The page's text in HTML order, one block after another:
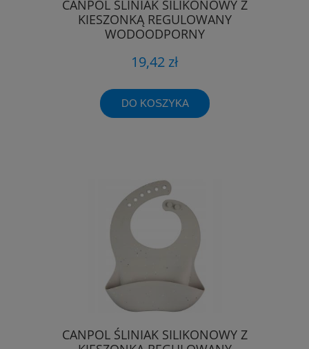
CANPOL ŚLINIAK SILIKONOWY Z
KIESZONKĄ REGULOWANY
WODOODPORNY
19,42 zł
DO KOSZYKA
CANPOL ŚLINIAK SILIKONOWY Z